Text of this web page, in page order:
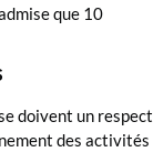
que 10
doivent un respect
des activités